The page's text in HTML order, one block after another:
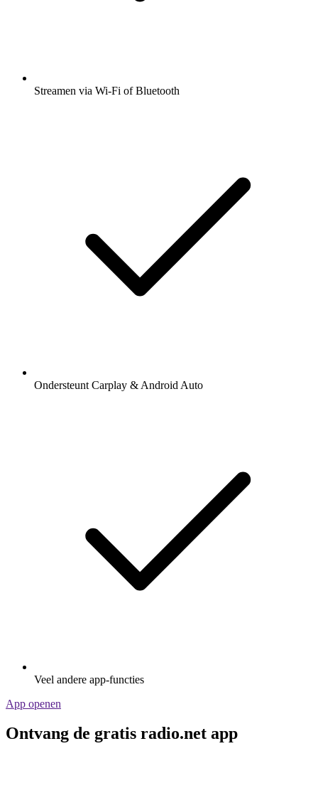
Streamen via Wi-Fi of Bluetooth
Ondersteunt Carplay & Android Auto
Veel andere app-functies
App openen
Ontvang de gratis radio.net app